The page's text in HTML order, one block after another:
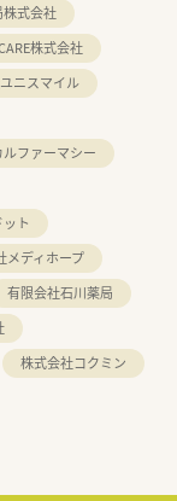
式会社
株式会社
ニスマイル
ファーマシー
ト
メディホープ
有限会社石川薬局
株式会社コクミン